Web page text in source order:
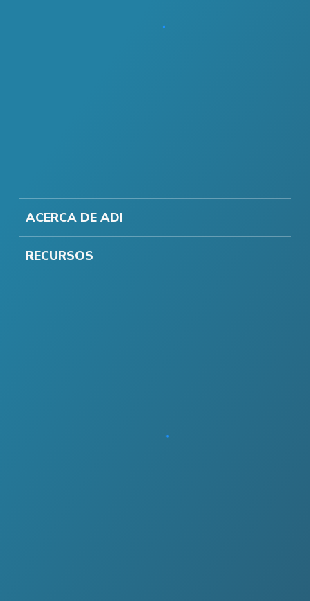
ACERCA DE ADI
RECURSOS